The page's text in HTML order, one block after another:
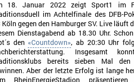
18. Januar 2022 zeigt Sport1 im
im Achtelfinale des DFB-
Köln gegen den Hamburger SV. Live läuft
Dienstagabend ab 18.30 Uhr.
den«Countdown», ab 20:30 Uhr
Insgesamt
bereits sieben Mal den
Aber der letzte Erfolg ist lange
RheinEnergieStadion präsentieren